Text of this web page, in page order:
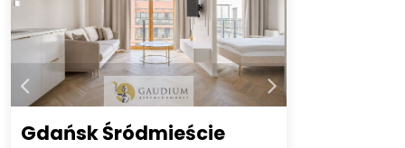
Gdańsk Śródmieście